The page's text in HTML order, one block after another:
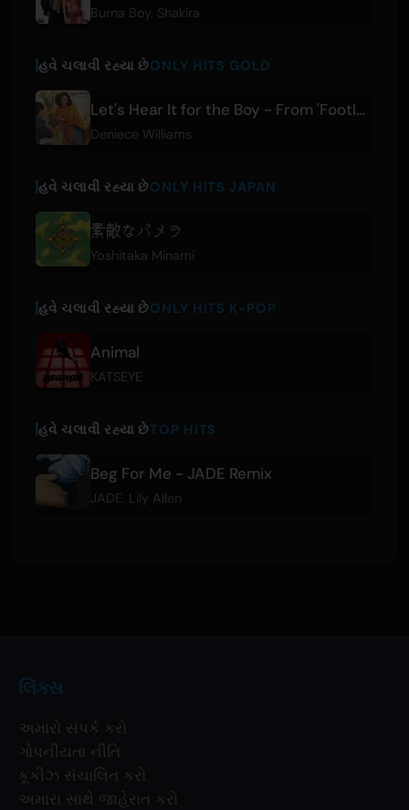
Burna Boy, Shakira
હવે ચલાવી રહ્યા છેONLY HITS GOLD
Let's Hear It for the Boy - From 'Footloose' Original Soundtrack
Deniece Williams
હવે ચલાવી રહ્યા છેONLY HITS JAPAN
素敵なパメラ
Yoshitaka Minami
હવે ચલાવી રહ્યા છેONLY HITS K-POP
Animal
KATSEYE
હવે ચલાવી રહ્યા છેTOP HITS
Beg For Me - JADE Remix
JADE Lily Allen
લિંક્સ
અમારો સંપર્ક કરો
ગોપનીયતા નીતિ
કૂકીઝ સંચાલિત કરો
અમારા સાથે જાહેરાત કરો